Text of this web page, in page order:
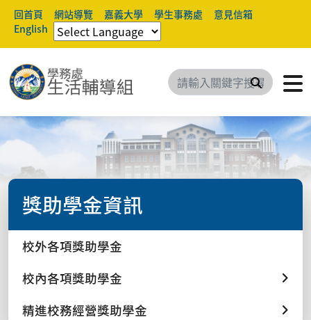
回首頁 網站導覽 嘉義大學 學生事務處
意見信箱
English
搜尋
獎助學金資訊
校外各項獎助學金
校內各項獎助學金
精進校務經營獎助學金